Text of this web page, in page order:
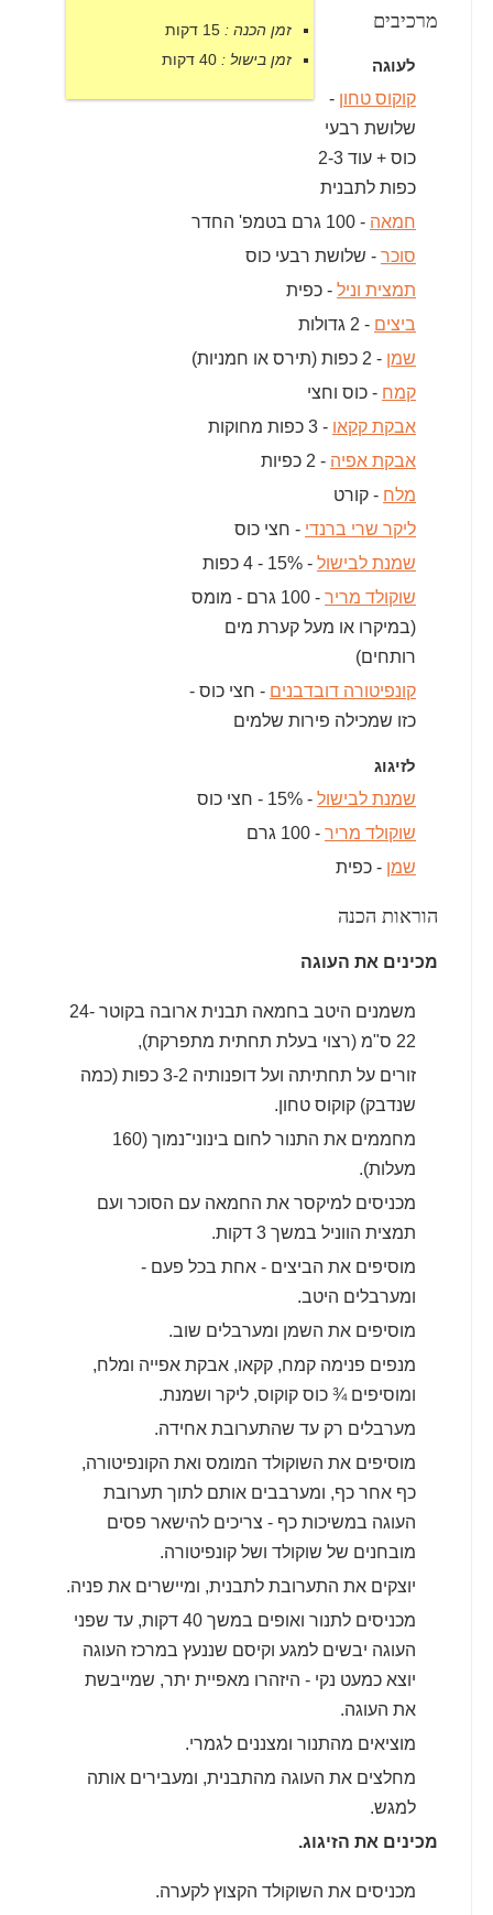
זמן הכנה : 15 דקות
זמן בישול : 40 דקות
מרכיבים
לעוגה
קוקוס טחון -
שלושת רבעי
כוס + עוד 2-3
כפות לתבנית
חמאה - 100 גרם בטמפ' החדר
סוכר - שלושת רבעי כוס
תמצית וניל - כפית
ביצים - 2 גדולות
שמן - 2 כפות (תירס או חמניות)
קמח - כוס וחצי
אבקת קקאו - 3 כפות מחוקות
אבקת אפיה - 2 כפיות
מלח - קורט
ליקר שרי ברנדי - חצי כוס
שמנת לבישול - 15% - 4 כפות
שוקולד מריר
- 100 גרם - מומס
(במיקרו או מעל קערת מים
רותחים)
קונפיטורה דובדבנים - חצי כוס -
כזו שמכילה פירות שלמים
לזיגוג
שמנת לבישול - 15% - חצי כוס
שוקולד מריר - 100 גרם
שמן - כפית
הוראות הכנה
מכינים את העוגה
משמנים היטב בחמאה תבנית ארובה בקוטר 24-
22 ס"מ (רצוי בעלת תחתית מתפרקת),
זורים על תחתיתה ועל דופנותיה 3-2 כפות (כמה
שנדבק) קוקוס טחון.
מחממים את התנור לחום בינוני־נמוך (160
מעלות).
מכניסים למיקסר את החמאה עם הסוכר ועם
תמצית הווניל במשך 3 דקות.
מוסיפים את הביצים - אחת בכל פעם -
ומערבלים היטב.
מוסיפים את השמן ומערבלים שוב.
מנפים פנימה קמח, קקאו, אבקת אפייה ומלח,
ומוסיפים ¾ כוס קוקוס, ליקר ושמנת.
מערבלים רק עד שהתערובת אחידה.
מוסיפים את השוקולד המומס ואת הקונפיטורה,
כף אחר כף, ומערבבים אותם לתוך תערובת
העוגה במשיכות כף - צריכים להישאר פסים
מובחנים של שוקולד ושל קונפיטורה.
יוצקים את התערובת לתבנית, ומיישרים את פניה.
מכניסים לתנור ואופים במשך 40 דקות, עד שפני
העוגה יבשים למגע וקיסם שננעץ במרכז העוגה
יוצא כמעט נקי - היזהרו מאפיית יתר, שמייבשת
את העוגה.
מוציאים מהתנור ומצננים לגמרי.
מחלצים את העוגה מהתבנית, ומעבירים אותה
למגש.
מכינים את הזיגוג.
מכניסים את השוקולד הקצוץ לקערה.